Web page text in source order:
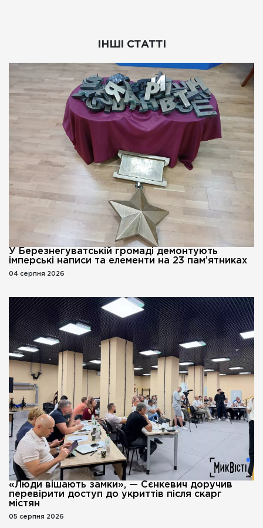
ІНШІ СТАТТІ
У Березнегуватській громаді демонтують
імперські написи та елементи на 23 пам’ятниках
04 серпня 2026
«Люди вішають замки», — Сєнкевич доручив
перевірити доступ до укриттів після скарг
містян
05 серпня 2026